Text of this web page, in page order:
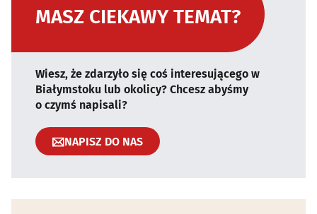
MASZ CIEKAWY TEMAT?
Wiesz, że zdarzyło się coś interesującego w
Białymstoku lub okolicy? Chcesz abyśmy
o czymś napisali?
NAPISZ DO NAS